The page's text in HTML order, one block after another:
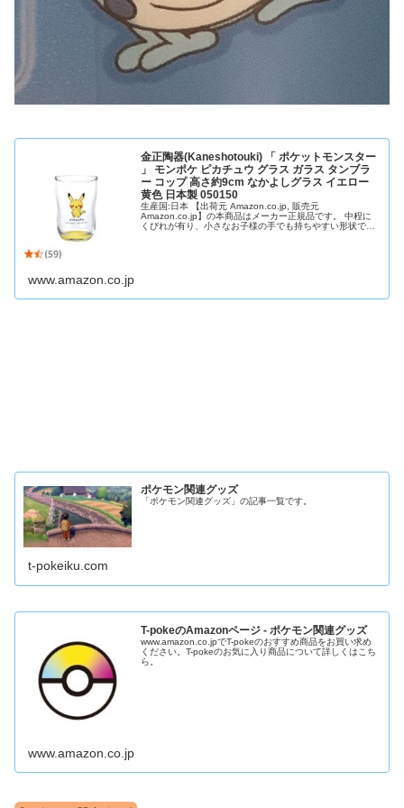
金正陶器(Kaneshotouki) 「 ポケットモンスター
」 モンポケ ピカチュウ グラス ガラス タンブラ
ー コップ 高さ約9cm なかよしグラス イエロー
黄色 日本製 050150
生産国:日本 【出荷元 Amazon.co.jp, 販売元
Amazon.co.jp】の本商品はメーカー正規品です。 中程に
くびれが有り、小さなお子様の手でも持ちやすい形状で
www.amazon.co.jp
ポケモン関連グッズ
「ポケモン関連グッズ」の記事一覧です。
t-pokeiku.com
T-pokeのAmazonページ - ポケモン関連グッズ
www.amazon.co.jpでT-pokeのおすすめ商品をお買い求め
ください。T-pokeのお気に入り商品について詳しくはこち
ら。
www.amazon.co.jp